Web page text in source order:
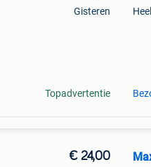
Gisteren
Topadvertentie
€ 24,00